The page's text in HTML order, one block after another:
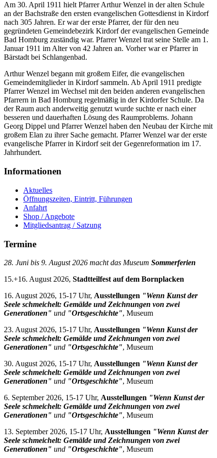
Am 30. April 1911 hielt Pfarrer Arthur Wenzel in der alten Schule
an der Bachstraße den ersten evangelischen Gottesdienst in Kirdorf
nach 305 Jahren. Er war der erste Pfarrer, der für den neu
gegründeten Gemeindebezirk Kirdorf der evangelischen Gemeinde
Bad Homburg zuständig war. Pfarrer Wenzel trat seine Stelle am 1.
Januar 1911 im Alter von 42 Jahren an. Vorher war er Pfarrer in
Bärstadt bei Schlangenbad.
Arthur Wenzel begann mit großem Eifer, die evangelischen
Gemeindemitglieder in Kirdorf sammeln. Ab April 1911 predigte
Pfarrer Wenzel im Wechsel mit den beiden anderen evangelischen
Pfarrern in Bad Homburg regelmäßig in der Kirdorfer Schule. Da
der Raum auch anderweitig genutzt wurde suchte er nach einer
besseren und dauerhaften Lösung des Raumproblems. Johann
Georg Dippel und Pfarrer Wenzel haben den Neubau der Kirche mit
großem Elan zu ihrer Sache gemacht. Pfarrer Wenzel war der erste
evangelische Pfarrer in Kirdorf seit der Gegenreformation im 17.
Jahrhundert.
Informationen
Aktuelles
Öffnungszeiten, Eintritt, Führungen
Anfahrt
Shop / Angebote
Mitgliedsantrag / Satzung
Termine
28. Juni bis 9. August 2026 macht das Museum Sommerferien
15.+16. August 2026, Stadtteilfest auf dem Bornplacken
16. August 2026, 15-17 Uhr, Ausstellungen "Wenn Kunst der
Seele schmeichelt: Gemälde und Zeichnungen von zwei
Generationen" und "Ortsgeschichte", Museum
23. August 2026, 15-17 Uhr, Ausstellungen "Wenn Kunst der
Seele schmeichelt: Gemälde und Zeichnungen von zwei
Generationen" und "Ortsgeschichte", Museum
30. August 2026, 15-17 Uhr, Ausstellungen "Wenn Kunst der
Seele schmeichelt: Gemälde und Zeichnungen von zwei
Generationen" und "Ortsgeschichte", Museum
6. September 2026, 15-17 Uhr, Ausstellungen "Wenn Kunst der
Seele schmeichelt: Gemälde und Zeichnungen von zwei
Generationen" und "Ortsgeschichte", Museum
13. September 2026, 15-17 Uhr, Ausstellungen "Wenn Kunst der
Seele schmeichelt: Gemälde und Zeichnungen von zwei
Generationen" und "Ortsgeschichte", Museum